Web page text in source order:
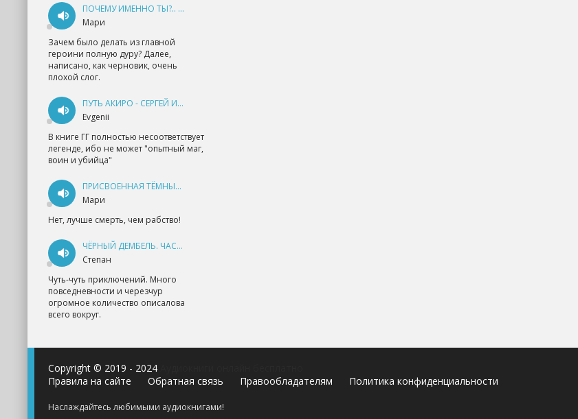
ПОЧЕМУ ИМЕННО ТЫ?.. КНИГА 1 - ЕКАТЕРИНА ЮДИНА
Мари
Зачем было делать из главной
героини полную дуру? Далее,
написано, как черновик, очень
плохой слог.
ПУТЬ АКИРО - СЕРГЕЙ ИЗМАЙЛОВ
Evgenii
В книге ГГ полностью несоответствует
легенде, ибо не может "опытный маг,
воин и убийца"
ПРИСВОЕННАЯ ТЁМНЫМ. ПРОКЛЯТАЯ ЛЮБОВЬ - АННА ГЕРР
Мари
Нет, лучше смерть, чем рабство!
ЧЁРНЫЙ ДЕМБЕЛЬ. ЧАСТЬ 1 - АНДРЕЙ ФЕДИН
Степан
Чуть-чуть приключений. Много
повседневности и черезчур
огромное количество описалова
всего вокруг.
Copyright © 2019 - 2024
Правила на сайте
Обратная связь Правообладателям Политика конфиденциальности
Наслаждайтесь любимыми аудиокнигами!